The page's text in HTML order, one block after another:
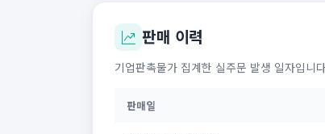
판매 이력
기업판촉물가 집계한 실주문 발생 일자입
판매일